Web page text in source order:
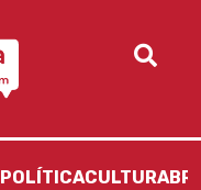
POLÍTICACULTURA